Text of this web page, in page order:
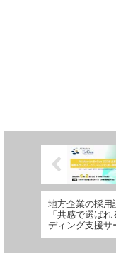
地方企業の採用
「共感で選ば
ディング支援サ